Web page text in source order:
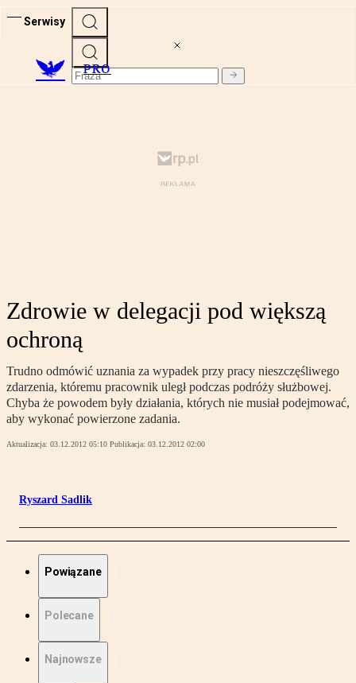
Serwisy
PRO
Zdrowie w delegacji pod większą
ochroną
Trudno odmówić uznania za wypadek przy pracy nieszczęśliwego
zdarzenia, któremu pracownik uległ podczas podróży służbowej.
Chyba że powodem były działania, których nie musiał podejmować,
aby wykonać powierzone zadania.
Aktualizacja: 03.12.2012 05:10 Publikacja: 03.12.2012 02:00
Ryszard Sadlik
Powiązane
Polecane
Najnowsze